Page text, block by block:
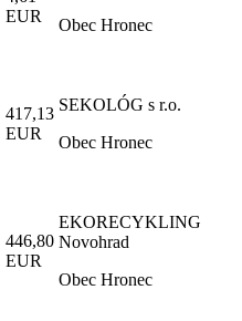
EUR
Obec Hronec
417,13
EUR
SEKOLÓG s r.o.
Obec Hronec
446,80
EUR
EKORECYKLING
Novohrad
Obec Hronec